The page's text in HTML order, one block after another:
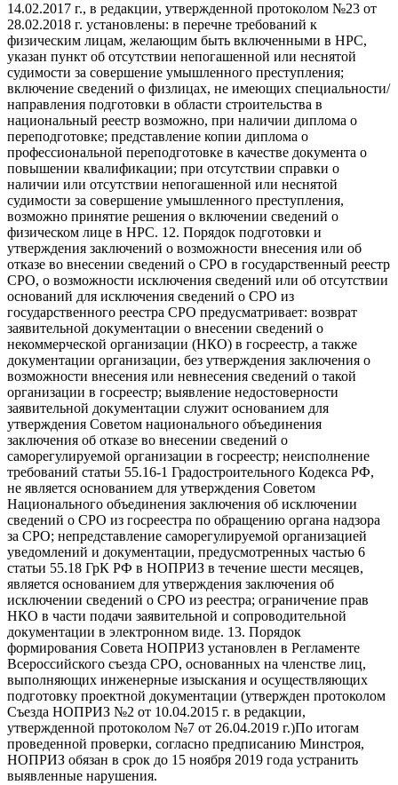
14.02.2017 г., в редакции, утвержденной протоколом №23 от
28.02.2018 г. установлены: в перечне требований к
физическим лицам, желающим быть включенными в НРС,
указан пункт об отсутствии непогашенной или неснятой
судимости за совершение умышленного преступления;
включение сведений о физлицах, не имеющих специальности/
направления подготовки в области строительства в
национальный реестр возможно, при наличии диплома о
переподготовке; представление копии диплома о
профессиональной переподготовке в качестве документа о
повышении квалификации; при отсутствии справки о
наличии или отсутствии непогашенной или неснятой
судимости за совершение умышленного преступления,
возможно принятие решения о включении сведений о
физическом лице в НРС. 12. Порядок подготовки и
утверждения заключений о возможности внесения или об
отказе во внесении сведений о СРО в государственный реестр
СРО, о возможности исключения сведений или об отсутствии
оснований для исключения сведений о СРО из
государственного реестра СРО предусматривает: возврат
заявительной документации о внесении сведений о
некоммерческой организации (НКО) в госреестр, а также
документации организации, без утверждения заключения о
возможности внесения или невнесения сведений о такой
организации в госреестр; выявление недостоверности
заявительной документации служит основанием для
утверждения Советом национального объединения
заключения об отказе во внесении сведений о
саморегулируемой организации в госреестр; неисполнение
требований статьи 55.16-1 Градостроительного Кодекса РФ,
не является основанием для утверждения Советом
Национального объединения заключения об исключении
сведений о СРО из госреестра по обращению органа надзора
за СРО; непредставление саморегулируемой организацией
уведомлений и документации, предусмотренных частью 6
статьи 55.18 ГрК РФ в НОПРИЗ в течение шести месяцев,
является основанием для утверждения заключения об
исключении сведений о СРО из реестра; ограничение прав
НКО в части подачи заявительной и сопроводительной
документации в электронном виде. 13. Порядок
формирования Совета НОПРИЗ установлен в Регламенте
Всероссийского съезда СРО, основанных на членстве лиц,
выполняющих инженерные изыскания и осуществляющих
подготовку проектной документации (утвержден протоколом
Съезда НОПРИЗ №2 от 10.04.2015 г. в редакции,
утвержденной протоколом №7 от 26.04.2019 г.)По итогам
проведенной проверки, согласно предписанию Минстроя,
НОПРИЗ обязан в срок до 15 ноября 2019 года устранить
выявленные нарушения.